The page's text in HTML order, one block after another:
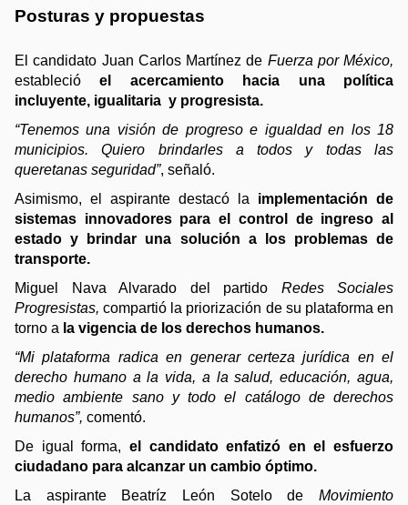
Posturas y propuestas
El candidato Juan Carlos Martínez de
estableció el
acercamiento hacia una política
incluyente, igualitaria  y progresista.
“Tenemos una visión de progreso e igualdad en los 18
municipios. Quiero brindarles a todos y todas las
queretanas seguridad”, señaló.
Asimismo, el aspirante destacó la implementación de
sistemas innovadores para el control de ingreso al
estado y brindar una solución a los problemas de
transporte.
Miguel Nava Alvarado del partido Redes Sociales
Progresistas, compartió la priorización de su plataforma en
torno a la vigencia de los derechos humanos.
“Mi plataforma radica en generar certeza jurídica en el
derecho humano a la vida, a la salud, educación, agua,
medio ambiente sano y todo el catálogo de derechos
humanos”, comentó.
De igual forma, el candidato enfatizó en el esfuerzo
ciudadano para alcanzar un cambio óptimo.
La aspirante Beatríz León Sotelo de Movimiento